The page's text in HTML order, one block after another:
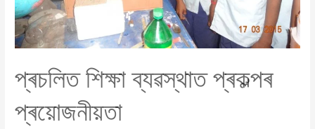
প্ৰচলিত শিক্ষা ব্যৱস্থাত প্ৰকল্পৰ
প্ৰয়োজনীয়তা